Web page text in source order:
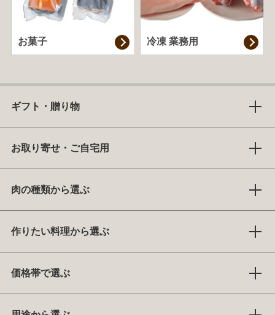
お菓子 冷凍 業務用
ギフト・贈り物
お取り寄せ・ご自宅用
肉の種類から選ぶ
作りたい料理から選ぶ
価格帯で選ぶ